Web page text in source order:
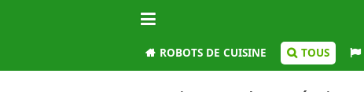
ROBOTS DE CUISINE TOUS